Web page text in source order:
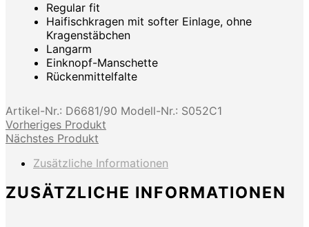
Regular fit
Haifischkragen mit softer Einlage, ohne
Kragenstäbchen
Langarm
Einknopf-Manschette
Rückenmittelfalte
Artikel-Nr.: D6681/90 Modell-Nr.: S052C1
Vorheriges Produkt
Nächstes Produkt
Zusätzliche Informationen
ZUSÄTZLICHE INFORMATIONEN